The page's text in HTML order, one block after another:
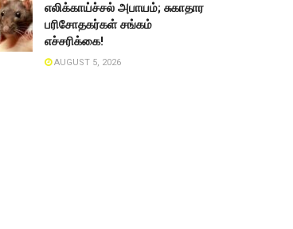
எலிக்காய்ச்சல் அபாயம்; சுகாதார
பரிசோதகர்கள் சங்கம்
எச்சரிக்கை!
AUGUST 5, 2026